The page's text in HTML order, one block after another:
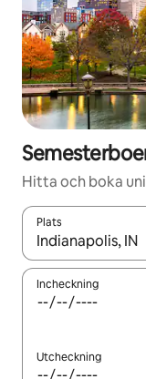
Hitta och boka
Plats
När resultaten är
Incheckning
Utcheckning